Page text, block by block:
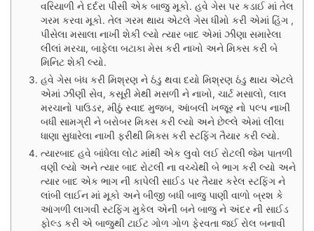
વરિયાળી ને દર્દરા પીસી એક બાજુ મૂકો. હવે ગેસ પર કડાઈ માં તેલ
ગરમ કરવા મૂકો. તેલ ગરમ થાય એટલે ગેસ ધીમો કરી એમાં હિંગ ,
પીસેલા મસાલા નાખી શેકી લ્યો ત્યાર બાદ એમાં ઝીણા સમારેલા
લીલાં મરચા, બાફેલા બટાકા મેસ કરી નાખો અને મિક્સ કરી બે
મિનિટ શેકી લ્યો.
હવે ગેસ બંધ કરી મિશ્રણ ને ઠંડુ થવા દયો મિશ્રણ ઠંડુ થાય એટલે
એમાં ઝીણી સેવ, કસૂરી મેથી મસળી ને નાખો, ચાર્ટ મસાલો, લાલ
મરચાનો પાઉડર, મીઠું સ્વાદ મુજબ, આંબલી ખજૂર નો પલ્પ નાખી
બધી સામગ્રી ને બરોબર મિક્સ કરી લ્યો અને છેલ્લે એમાં લીલા
ધાણા સુધારેલા નાખી ફરીથી મિક્સ કરી સ્ટફિંગ તૈયાર કરી લ્યો.
ત્યારબાદ હવે બાંધેલા લોટ માંથી એક લુવો લઈ રોટલી જેમ પાતળી
વણી લ્યો અને ત્યાર બાદ રોટલી ના વચ્ચેથી બે ભાગ કરી લ્યો અને
ત્યાર બાદ એક ભાગ ની કાપેલી સાઈડ પર તૈયાર કરેલ સ્ટફિંગ ને
લાંબી લાઈન માં મૂકો અને બીજી બધી બાજુ પાણી વાળો બ્રશ કે
આંગળી લાગવી સ્ટફિંગ મુકેલ એની બને બાજુ ને અંદર ની સાઈડ
ફોલ્ડ કરી એ બાજુથી ટાઈટ ગોળ ગોળ ફેરવતા જઈ રોલ બનાવી